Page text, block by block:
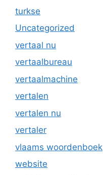
turkse
Uncategorized
vertaal nu
vertaalbureau
vertaalmachine
vertalen
vertalen nu
vertaler
vlaams woordenboek
website